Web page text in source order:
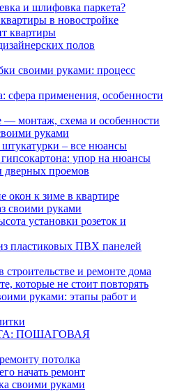
и шлифовка паркета?
в новостройке
квартиры
полов
своими руками: процесс
применения, особенности
— монтаж, схема и особенности
руками
штукатурки – все нюансы
упор на нюансы
дверных проемов
окон к зиме в квартире
своими руками
установки розеток и
пластиковых ПВХ панелей
и ремонте дома
которые не стоит повторять
руками: этапы работ и
ПОШАГОВАЯ
потолка
начать ремонт
своими руками